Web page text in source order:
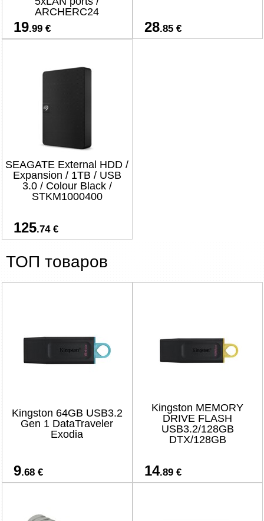
ARCHERC24
19.99 € 28.85 €
SEAGATE External HDD /
Expansion / 1TB / USB
3.0 / Colour Black /
STKM1000400
125.74 €
ТОП товаров
Kingston 64GB USB3.2
Gen 1 DataTraveler
Exodia
9.68 €
Kingston MEMORY
DRIVE FLASH
USB3.2/128GB
DTX/128GB
14.89 €